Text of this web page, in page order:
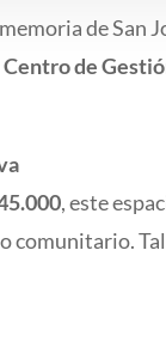
de San
Centro de
, este
comunitario.